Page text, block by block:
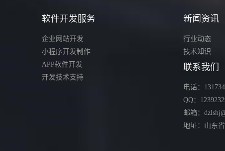
软件开发服务
企业网站开发
小程序开发制作
APP软件开发
开发技术支持
新闻资讯
行业动态
技术知识
联系我们
电话：
QQ：
邮箱：
地址：山东